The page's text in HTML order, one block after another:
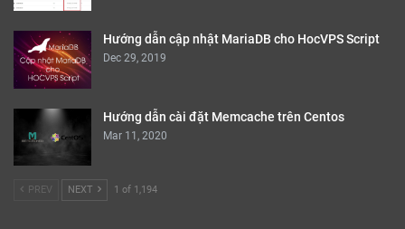
Hướng dẫn cập nhật MariaDB cho HocVPS Script
Dec 29, 2019
Hướng dẫn cài đặt Memcache trên Centos
Mar 11, 2020
PREV NEXT 1 of 1,194